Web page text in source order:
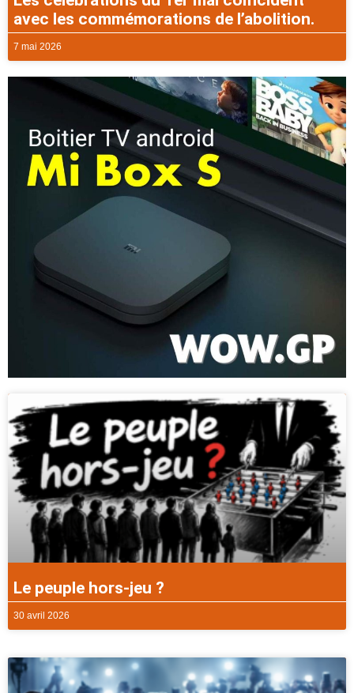
avec les commémorations de l’abolition.
7 mai 2026
Le peuple hors-jeu ?
30 avril 2026